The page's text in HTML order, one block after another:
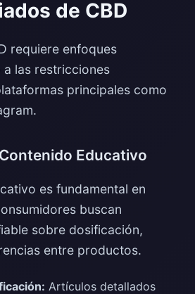
de CBD
requiere enfoques
las restricciones
principales como
Educativo
es fundamental en
buscan
sobre dosificación,
entre productos.
Artículos detallados